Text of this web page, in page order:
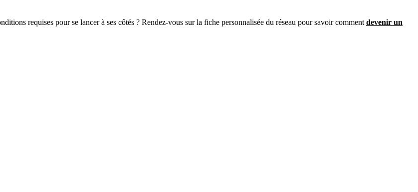
requises pour se lancer à ses côtés ? Rendez-vous sur la fiche personnalisée du réseau pour savoir comment devenir un